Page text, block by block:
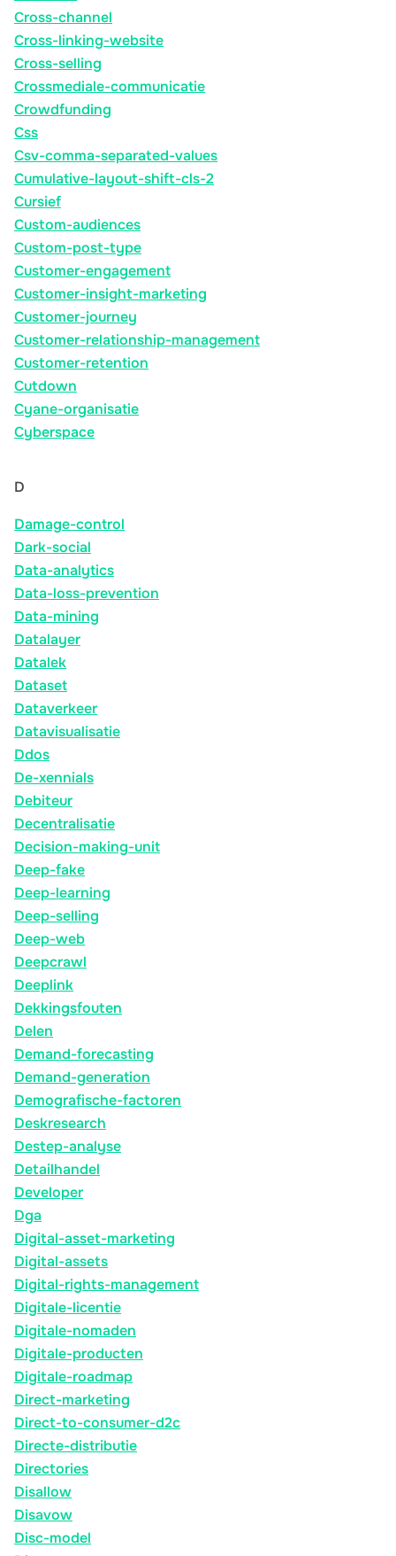
Cross-channel
Cross-linking-website
Cross-selling
Crossmediale-communicatie
Crowdfunding
Css
Csv-comma-separated-values
Cumulative-layout-shift-cls-2
Cursief
Custom-audiences
Custom-post-type
Customer-engagement
Customer-insight-marketing
Customer-journey
Customer-relationship-management
Customer-retention
Cutdown
Cyane-organisatie
Cyberspace
D
Damage-control
Dark-social
Data-analytics
Data-loss-prevention
Data-mining
Datalayer
Datalek
Dataset
Dataverkeer
Datavisualisatie
Ddos
De-xennials
Debiteur
Decentralisatie
Decision-making-unit
Deep-fake
Deep-learning
Deep-selling
Deep-web
Deepcrawl
Deeplink
Dekkingsfouten
Delen
Demand-forecasting
Demand-generation
Demografische-factoren
Deskresearch
Destep-analyse
Detailhandel
Developer
Dga
Digital-asset-marketing
Digital-assets
Digital-rights-management
Digitale-licentie
Digitale-nomaden
Digitale-producten
Digitale-roadmap
Direct-marketing
Direct-to-consumer-d2c
Directe-distributie
Directories
Disallow
Disavow
Disc-model